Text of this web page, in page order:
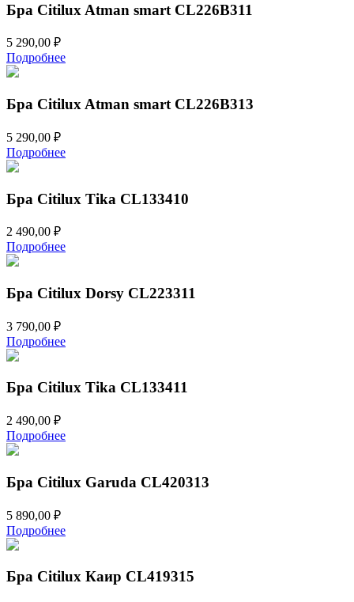
Бра Citilux Atman smart CL226B311
5 290,00 ₽
Подробнее
Бра Citilux Atman smart CL226B313
5 290,00 ₽
Подробнее
Бра Citilux Tika CL133410
2 490,00 ₽
Подробнее
Бра Citilux Dorsy CL223311
3 790,00 ₽
Подробнее
Бра Citilux Tika CL133411
2 490,00 ₽
Подробнее
Бра Citilux Garuda CL420313
5 890,00 ₽
Подробнее
Бра Citilux Каир CL419315